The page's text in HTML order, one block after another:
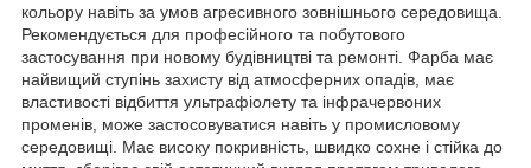
кольору навіть за умов агресивного зовнішнього середовища.
Рекомендується для професійного та побутового
застосування при новому будівництві та ремонті. Фарба має
найвищий ступінь захисту від атмосферних опадів, має
властивості відбиття ультрафіолету та інфрачервоних
променів, може застосовуватися навіть у промисловому
середовищі. Має високу покривність, швидко сохне і стійка до